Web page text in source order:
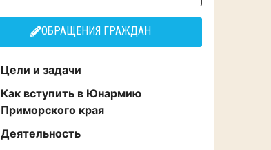
ОБРАЩЕНИЯ ГРАЖДАН
Цели и задачи
Как вступить в Юнармию
Приморского края
Деятельность